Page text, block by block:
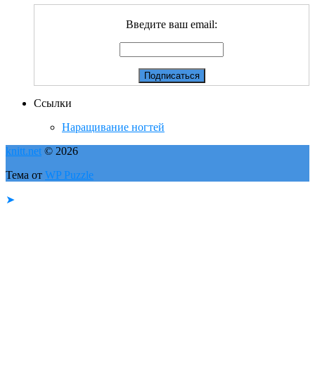
Введите ваш email:
Ссылки
Наращивание ногтей
knitt.net © 2026
Тема от WP Puzzle
➤